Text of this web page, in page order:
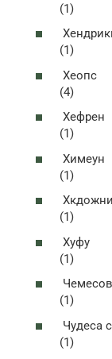
(1)
(1)
Хеопс
(4)
Хефрен
(1)
Химеун
(1)
(1)
Хуфу
(1)
Чемесов
(1)
Чудеса
(1)